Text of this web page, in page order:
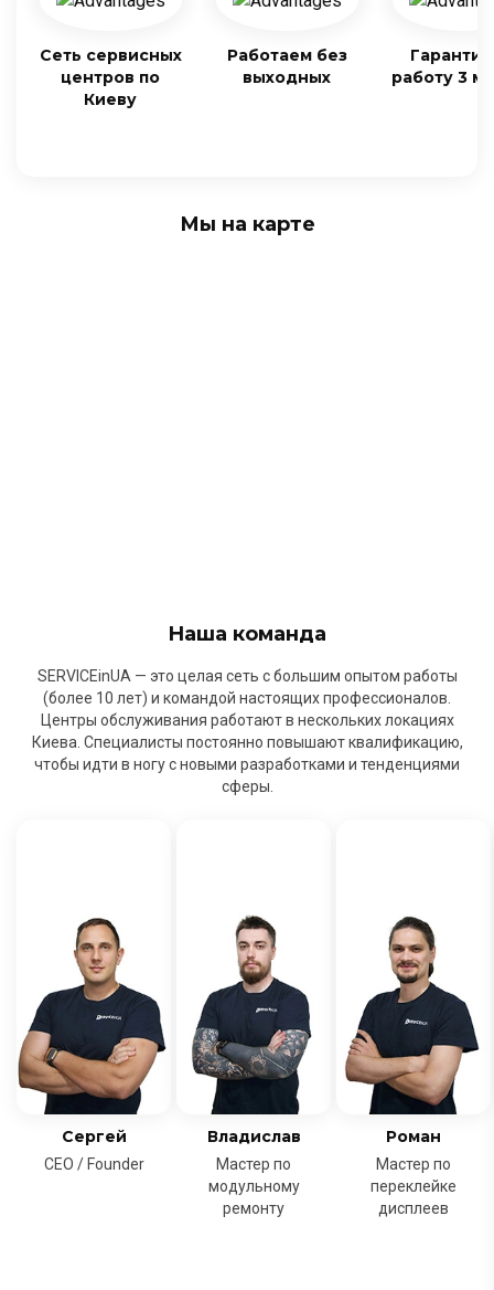
Сеть сервисных
центров по
Киеву
Работаем без
выходных
работу 3
Мы на карте
Наша команда
SERVICEinUA — это целая сеть с большим опытом работы
(более 10 лет) и командой настоящих профессионалов.
Центры обслуживания работают в нескольких локациях
Киева. Специалисты постоянно повышают квалификацию,
чтобы идти в ногу с новыми разработками и тенденциями
сферы.
Сергей
CEO / Founder
Владислав
Мастер по
модульному
ремонту
Роман
Мастер по
переклейке
дисплеев